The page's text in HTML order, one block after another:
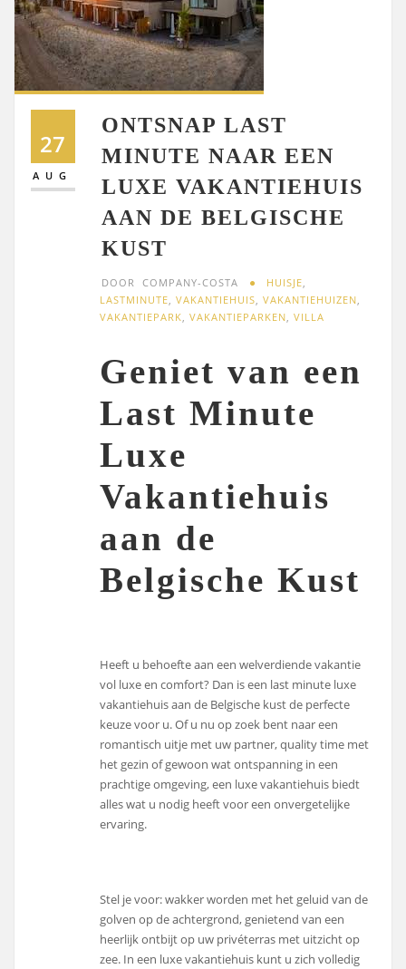
27
AUG
ONTSNAP LAST
MINUTE NAAR EEN
LUXE VAKANTIEHUIS
AAN DE BELGISCHE
KUST
DOOR COMPANY-COSTA HUISJE,
LASTMINUTE,VAKANTIEHUIS,VAKANTIEHUIZEN,
VAKANTIEPARK,VAKANTIEPARKEN,VILLA
Geniet van een
Last Minute
Luxe
Vakantiehuis
aan de
Belgische Kust
Heeft u behoefte aan een welverdiende vakantie
vol luxe en comfort? Dan is een last minute luxe
vakantiehuis aan de Belgische kust de perfecte
keuze voor u. Of u nu op zoek bent naar een
romantisch uitje met uw partner, quality time met
het gezin of gewoon wat ontspanning in een
prachtige omgeving, een luxe vakantiehuis biedt
alles wat u nodig heeft voor een onvergetelijke
ervaring.
Stel je voor: wakker worden met het geluid van de
golven op de achtergrond, genietend van een
heerlijk ontbijt op uw privéterras met uitzicht op
zee. In een luxe vakantiehuis kunt u zich volledig